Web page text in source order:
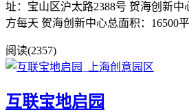
址：宝山区沪太路2388号 贺海创新中
方每天 贺海创新中心总面积：16500
阅读(2357)
互联宝地启园